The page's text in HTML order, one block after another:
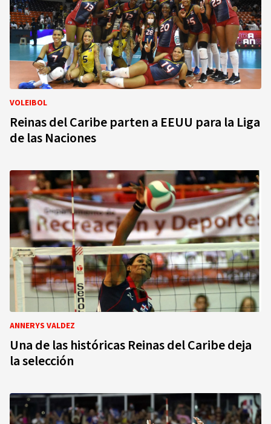
VOLEIBOL
Reinas del Caribe parten a EEUU para la Liga
de las Naciones
ANNERYS VALDEZ
Una de las históricas Reinas del Caribe deja
la selección